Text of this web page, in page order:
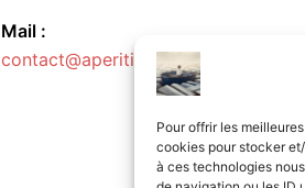
Pour offrir les
cookies pour stocker
à ces technologies
Mail :
contact@aperitif-litteraire-cap-